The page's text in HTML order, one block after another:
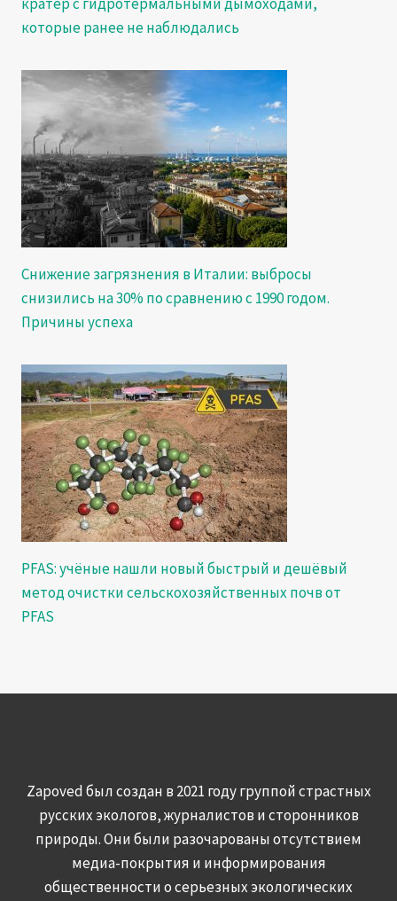
которые ранее не наблюдались
Снижение загрязнения в Италии: выбросы
снизились на 30% по сравнению с 1990 годом.
Причины успеха
PFAS: учёные нашли новый быстрый и дешёвый
метод очистки сельскохозяйственных почв от
PFAS
Zapoved был создан в 2021 году группой страстных
русских экологов, журналистов и сторонников
природы. Они были разочарованы отсутствием
медиа-покрытия и информирования
общественности о серьезных экологических